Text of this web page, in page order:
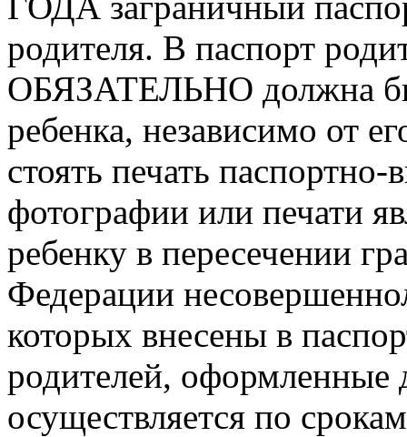
родителя. В паспорт
ОБЯЗАТЕЛЬНО должна
ребенка, независимо от
стоять печать
фотографии или печати
ребенку в пересечении
Федерации
которых внесены в
родителей, оформленные
осуществляется по